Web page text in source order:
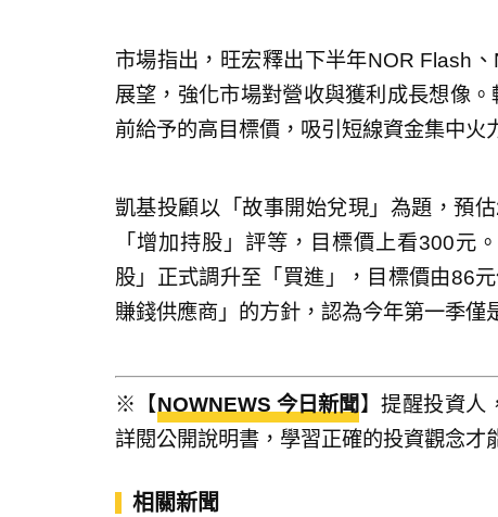
市場指出，旺宏釋出下半年NOR Flash
展望，強化市場對營收與獲利成長想像
前給予的高目標價，吸引短線資金集中火
凱基投顧以「故事開始兌現」為題，預
「增加持股」評等，目標價上看300元
股」正式調升至「買進」，目標價由86
賺錢供應商」的方針，認為今年第一季僅
※【NOWNEWS 今日新聞】提醒投資人
詳閱公開說明書，學習正確的投資觀念才
相關新聞